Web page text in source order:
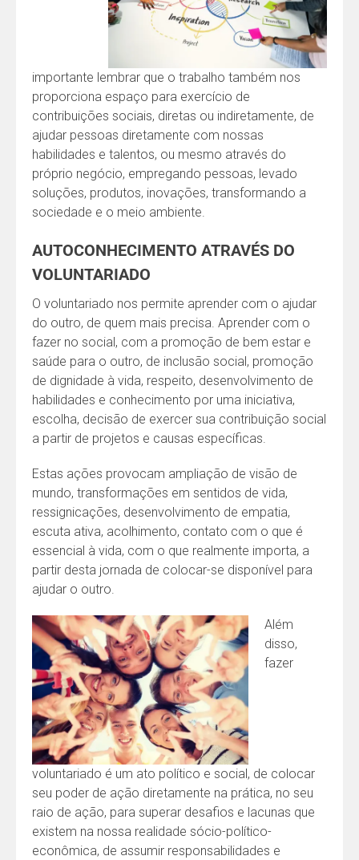
importante lembrar que o trabalho também nos
proporciona espaço para exercício de
contribuições sociais, diretas ou indiretamente, de
ajudar pessoas diretamente com nossas
habilidades e talentos, ou mesmo através do
próprio negócio, empregando pessoas, levado
soluções, produtos, inovações, transformando a
sociedade e o meio ambiente.
AUTOCONHECIMENTO ATRAVÉS DO
VOLUNTARIADO
O voluntariado nos permite aprender com o ajudar
do outro, de quem mais precisa. Aprender com o
fazer no social, com a promoção de bem estar e
saúde para o outro, de inclusão social, promoção
de dignidade à vida, respeito, desenvolvimento de
habilidades e conhecimento por uma iniciativa,
escolha, decisão de exercer sua contribuição social
a partir de projetos e causas específicas.
Estas ações provocam ampliação de visão de
mundo, transformações em sentidos de vida,
ressignicações, desenvolvimento de empatia,
escuta ativa, acolhimento, contato com o que é
essencial à vida, com o que realmente importa, a
partir desta jornada de colocar-se disponível para
ajudar o outro.
Além
disso,
fazer
voluntariado é um ato político e social, de colocar
seu poder de ação diretamente na prática, no seu
raio de ação, para superar desafios e lacunas que
existem na nossa realidade sócio-político-
econômica, de assumir responsabilidades e